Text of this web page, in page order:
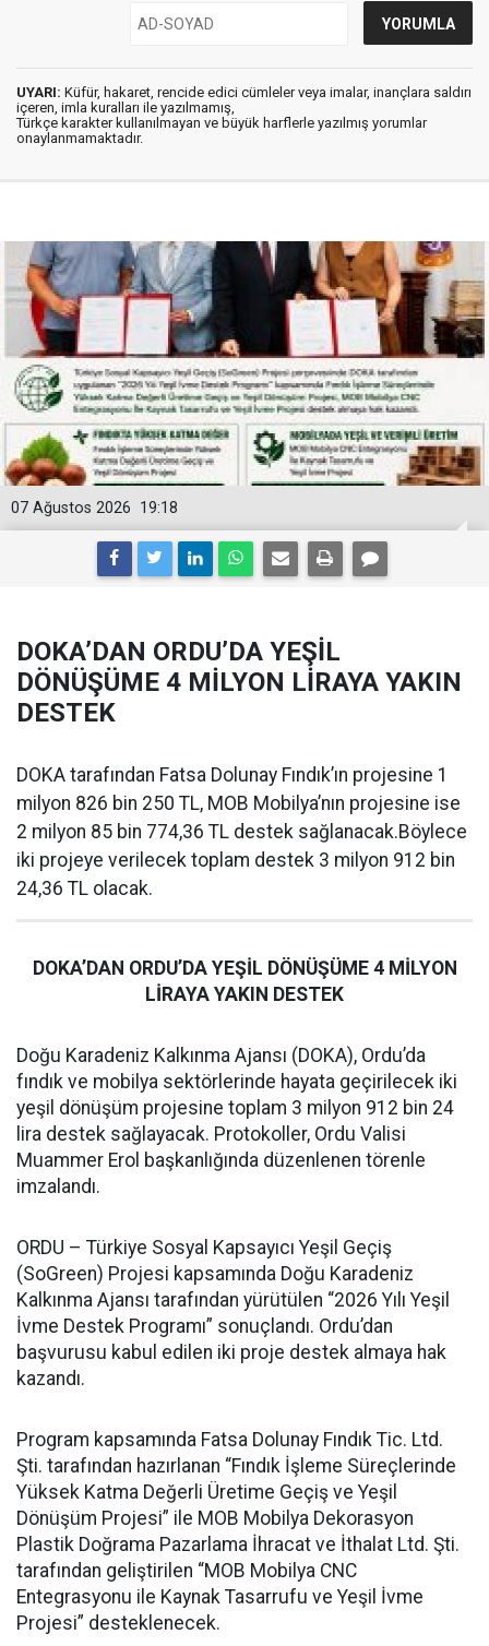
UYARI: Küfür, hakaret, rencide edici cümleler veya imalar, inançlara saldırı
içeren, imla kuralları ile yazılmamış,
Türkçe karakter kullanılmayan ve büyük harflerle yazılmış yorumlar
onaylanmamaktadır.
19:18
07 Ağustos 2026
DOKA’DAN ORDU’DA YEŞİL
DÖNÜŞÜME 4 MİLYON LİRAYA YAKIN
DESTEK
DOKA tarafından Fatsa Dolunay Fındık’ın projesine 1
milyon 826 bin 250 TL, MOB Mobilya’nın projesine ise
2 milyon 85 bin 774,36 TL destek sağlanacak.Böylece
iki projeye verilecek toplam destek 3 milyon 912 bin
24,36 TL olacak.
DOKA’DAN ORDU’DA YEŞİL DÖNÜŞÜME 4 MİLYON
LİRAYA YAKIN DESTEK
Doğu Karadeniz Kalkınma Ajansı (DOKA), Ordu’da
fındık ve mobilya sektörlerinde hayata geçirilecek iki
yeşil dönüşüm projesine toplam 3 milyon 912 bin 24
lira destek sağlayacak. Protokoller, Ordu Valisi
Muammer Erol başkanlığında düzenlenen törenle
imzalandı.
ORDU – Türkiye Sosyal Kapsayıcı Yeşil Geçiş
(SoGreen) Projesi kapsamında Doğu Karadeniz
Kalkınma Ajansı tarafından yürütülen “2026 Yılı Yeşil
İvme Destek Programı” sonuçlandı. Ordu’dan
başvurusu kabul edilen iki proje destek almaya hak
kazandı.
Program kapsamında Fatsa Dolunay Fındık Tic. Ltd.
Şti. tarafından hazırlanan “Fındık İşleme Süreçlerinde
Yüksek Katma Değerli Üretime Geçiş ve Yeşil
Dönüşüm Projesi” ile MOB Mobilya Dekorasyon
Plastik Doğrama Pazarlama İhracat ve İthalat Ltd. Şti.
tarafından geliştirilen “MOB Mobilya CNC
Entegrasyonu ile Kaynak Tasarrufu ve Yeşil İvme
Projesi” desteklenecek.